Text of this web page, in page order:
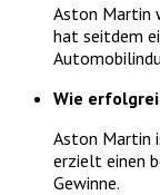
Aston Martin
hat seitdem
Wie
Aston Martin
erzielt einen
Gewinne.